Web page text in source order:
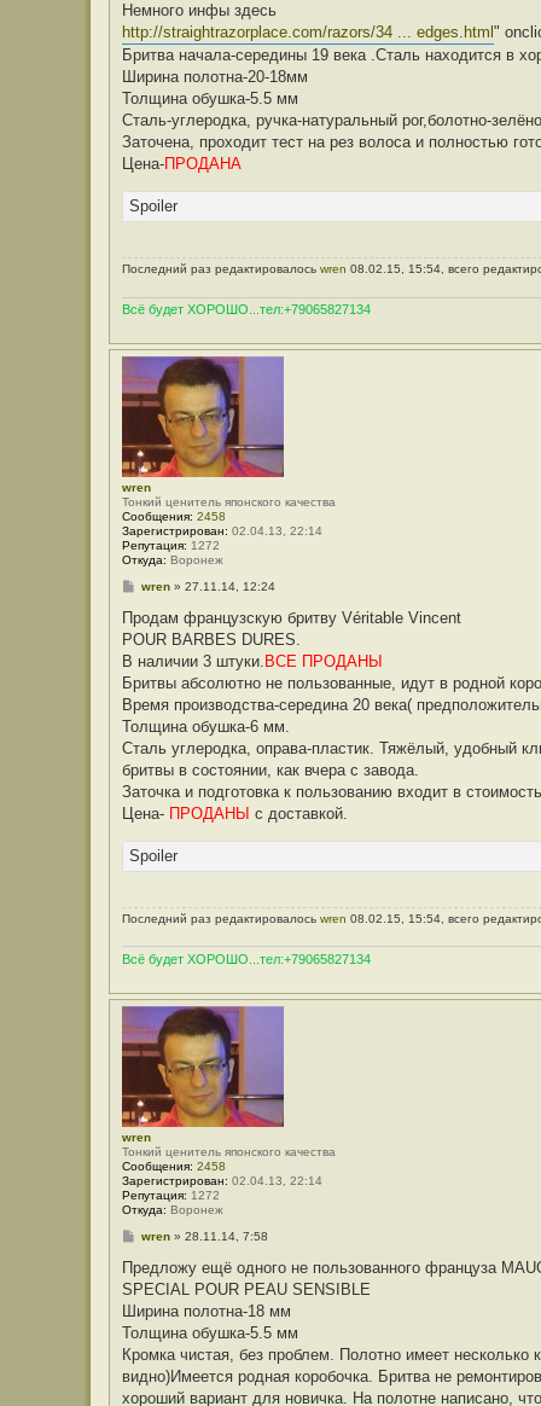
щ
е
н
и
е
Немного инфы здесь
http://straightrazorplace.com/razors/34 ... edges.html "
Бритва начала-середины 19 века .Сталь находится в
Ширина полотна-20-18мм
Толщина обушка-5.5 мм
Сталь-углеродка, ручка-натуральный рог,болотно-
Заточена, проходит тест на рез волоса и полностью
Цена-ПРОДАНА
Spoiler
Последний раз редактировалось wren 08.02.15, 15:54, всего
Всё будет ХОРОШО...тел:+79065827134
wren
Тонкий ценитель японского качества
Сообщения: 2458
Зарегистрирован: 02.04.13, 22:14
Репутация: 1272
Откуда: Воронеж
С
о
щ
е
и
е
wren» 27.11.14, 12:24
Продам французскую бритву Véritable Vincent
POUR BARBES DURES.
В наличии 3 штуки. ВСЕ ПРОДАНЫ
Бритвы абсолютно не пользованные, идут в родной
Время производства-середина 20 века(
Толщина обушка-6 мм.
Сталь углеродка, оправа-пластик. Тяжёлый, удобный
бритвы в состоянии, как вчера с завода.
Заточка и подготовка к пользованию входит в
Цена- ПРОДАНЫ с доставкой.
Spoiler
Последний раз редактировалось wren 08.02.15, 15:54, всего
Всё будет ХОРОШО...тел:+79065827134
wren
Тонкий ценитель японского качества
Сообщения: 2458
Зарегистрирован: 02.04.13, 22:14
Репутация: 1272
Откуда: Воронеж
С
о
щ
е
и
е
wren» 28.11.14, 7:58
Предложу ещё одного не пользованного француза
SPECIAL POUR PEAU SENSIBLE
Ширина полотна-18 мм
Толщина обушка-5.5 мм
Кромка чистая, без проблем. Полотно имеет
видно)Имеется родная коробочка. Бритва не
хороший вариант для новичка. На полотне написано,